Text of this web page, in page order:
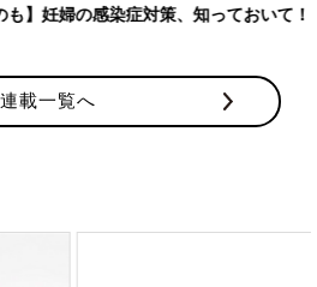
】妊婦の感染症対策、知っておいて！
連載一覧へ